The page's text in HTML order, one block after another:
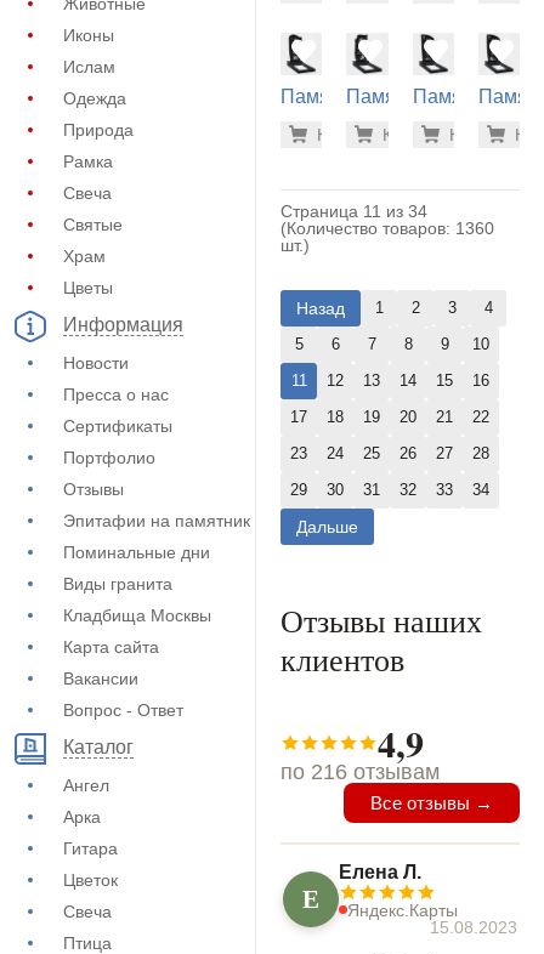
Иконы
Ислам
Одежда
Природа
Рамка
Свеча
Святые
Храм
Цветы
Информация
Новости
Пресса о нас
Сертификаты
Портфолио
Отзывы
Эпитафии на памятник
Поминальные дни
Виды гранита
Кладбища Москвы
Карта сайта
Вакансии
Вопрос - Ответ
Каталог
Ангел
Арка
Гитара
Цветок
Свеча
Птица
Памятник
могилу
-7% 31.700
Купить
Памятник
могилу
-7%
Купить
Памятник
могилу
-
Купитьмогилу
Страница 11 из 34
(Количество товаров: 1360
шт.)
Назад 1 2 3
4
5
6 7 8 9
10
11
12 13 14 15
16
17
18 19 20 21
22
23
24 25 26 27
28
29
30 31 32 33 34
Дальше
Отзывы наших
клиентов
4,9
по 216 отзывам
Все отзывы →
Е
Елена Л.
Яндекс.Карты
15.08.2023